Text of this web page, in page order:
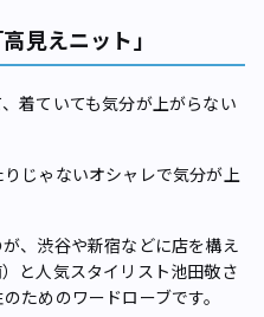
見えニット」
着ていても気分が上がらない
じゃないオシャレで気分が上
、渋谷や新宿などに店を構え
と人気スタイリスト池田敬さ
ためのワードローブです。